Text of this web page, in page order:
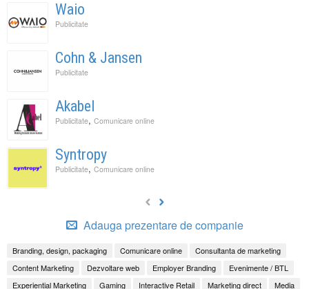
Waio
Publicitate
Cohn & Jansen
Publicitate
Akabel
Publicitate, Comunicare online
Syntropy
Publicitate, Comunicare online
Adauga prezentare de companie
Branding, design, packaging Comunicare online
Consultanta de marketing
Content Marketing
Dezvoltare web Employer Branding
Evenimente / BTL
Experiential Marketing
Gaming Interactive Retail Marketing direct Media